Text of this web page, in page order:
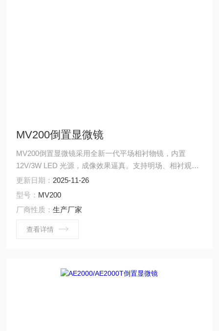
MV200倒置显微镜
MV200倒置显微镜采用全新一代平场相衬物镜，内置
12V/3W LED 光源，成像效果逼真。支持明场、相衬观察
方式，能够满足生物学、组织学、微生物学、免疫学和医
学等领域的观察教学需要，可为活体细胞组织、流质和沉
更新日期： 2025-11-26
型号： MV200
厂商性质：生产厂家
查看详情